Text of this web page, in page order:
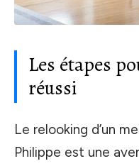
Les étapes
réussi
Le relooking d’un
Philippe est une